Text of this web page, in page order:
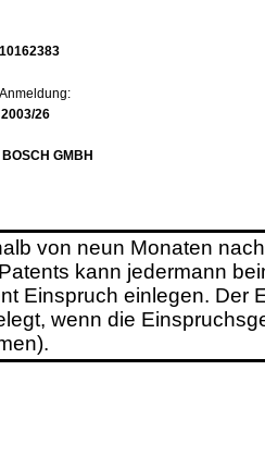
26
GMBH
von neun Monaten
kann jedermann
Einspruch einlegen. Der
wenn die